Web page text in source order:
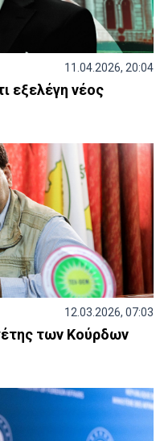
11.04.2026, 20:04
εξελέγη νέος
12.03.2026, 07:03
των Κούρδων